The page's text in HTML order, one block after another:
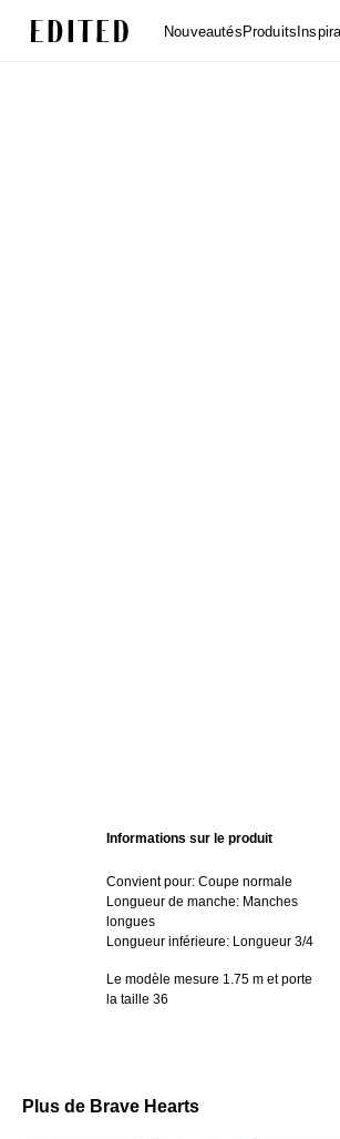
NouveautésProduits
Informations sur le produit
Convient pour: Coupe normale
Longueur de manche: Manches
longues
Longueur inférieure: Longueur 3/4
Le modèle mesure 1.75 m et porte
la taille 36
Plus de Brave Hearts